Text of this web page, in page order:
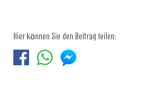
Hier können Sie den Beitrag teilen: